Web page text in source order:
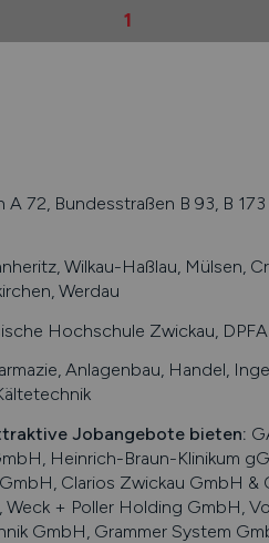
1
A 72, Bundesstraßen B 93, B
Wilkau-Haßlau, Mülsen,
Werdau
Hochschule Zwickau,
Anlagenbau, Handel,
Jobangebote bieten:
Heinrich-Braun-Klinikum
Clarios Zwickau GmbH &
+ Poller Holding GmbH,
GmbH, Grammer System